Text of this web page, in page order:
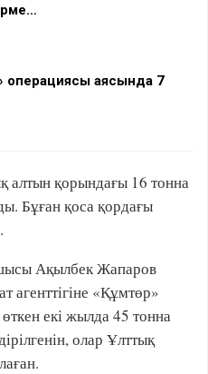
операциясы аясында 7
алтын қорындағы 16 тонна
Бұған қоса қордағы
Ақылбек Жапаров
агенттігіне «Құмтөр»
екі жылда 45 тонна
олар Ұлттық